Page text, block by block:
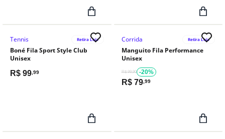
Tennis Retira Loja
Boné Fila Sport Style Club
Unisex
R$ 99 ,99
Corrida Retira Loja
Manguito Fila Performance
Unisex
R$ 99,90 -20%
R$ 79,99